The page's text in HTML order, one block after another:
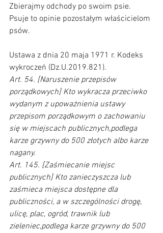
Zbierajmy odchody po swoim psie.
Psuje to opinie pozostałym właścicielom
psów.
Ustawa z dnia 20 maja 1971 r. Kodeks
wykroczeń (Dz.U.2019.821).
Art. 54. [Naruszenie przepisów
porządkowych] Kto wykracza przeciwko
wydanym z upoważnienia ustawy
przepisom porządkowym o zachowaniu
się w miejscach publicznych,podlega
karze grzywny do 500 złotych albo karze
nagany.
Art. 145. [Zaśmiecanie miejsc
publicznych] Kto zanieczyszcza lub
zaśmieca miejsca dostępne dla
publiczności, a w szczególności drogę,
ulicę, plac, ogród, trawnik lub
zieleniec,podlega karze grzywny do 500